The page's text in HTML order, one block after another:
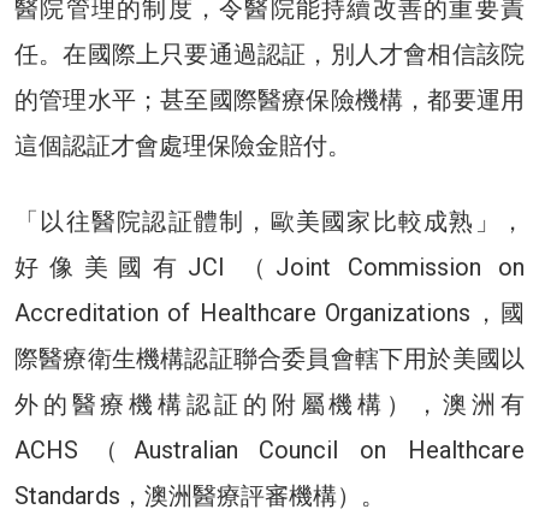
醫院管理的制度，令醫院能持續改善的重要責
任。在國際上只要通過認証，別人才會相信該院
的管理水平；甚至國際醫療保險機構，都要運用
這個認証才會處理保險金賠付。
「以往醫院認証體制，歐美國家比較成熟」，
好像美國有JCI （Joint Commission on
Accreditation of Healthcare Organizations，國
際醫療衛生機構認証聯合委員會轄下用於美國以
外的醫療機構認証的附屬機構），澳洲有
ACHS（Australian Council on Healthcare
Standards，澳洲醫療評審機構）。